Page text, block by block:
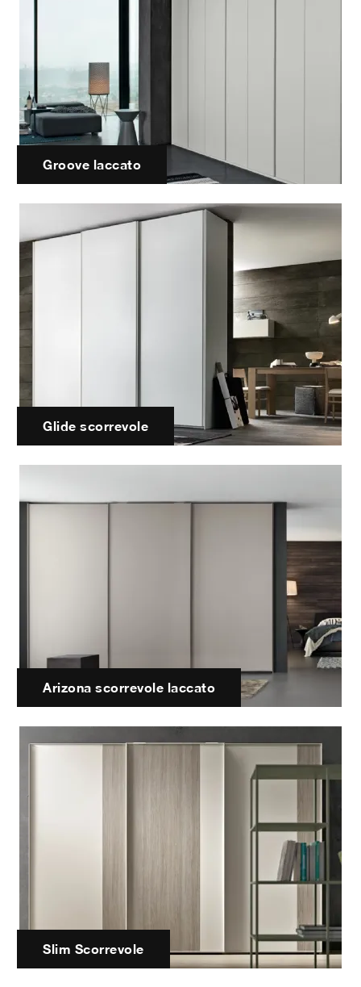
Groove laccato
Glide scorrevole
Arizona scorrevole laccato
Slim Scorrevole